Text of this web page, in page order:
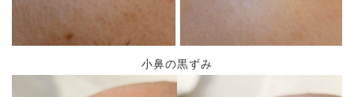
小鼻の黒ずみ